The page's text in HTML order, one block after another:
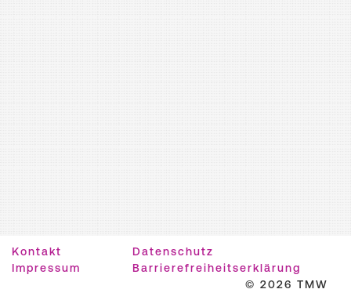
Kontakt
Datenschutz
Impressum
Barrierefreiheitserklärung
© 2026 TMW